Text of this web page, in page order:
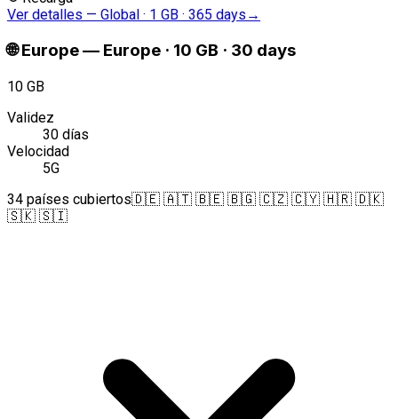
Ver detalles — Global · 1 GB · 365 days →
🌐 Europe— Europe · 10 GB · 30 days
10 GB
Validez
30 días
Velocidad
5G
34 países cubiertos🇩🇪 🇦🇹 🇧🇪 🇧🇬 🇨🇿 🇨🇾 🇭🇷 🇩🇰
🇸🇰 🇸🇮